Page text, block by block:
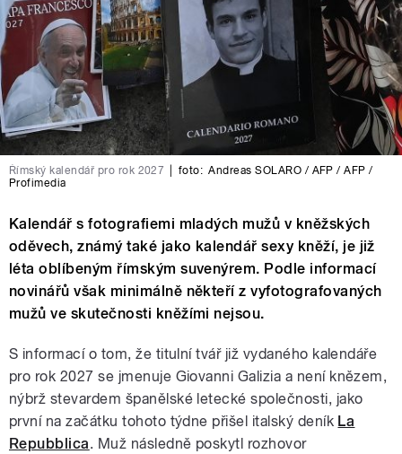
Římský kalendář pro rok 2027 foto: Andreas SOLARO / AFP / AFP /
Profimedia
Kalendář s fotografiemi mladých mužů v kněžských
oděvech, známý také jako kalendář sexy kněží, je již
léta oblíbeným římským suvenýrem. Podle informací
novinářů však minimálně někteří z vyfotografovaných
mužů ve skutečnosti kněžími nejsou.
S informací o tom, že titulní tvář již vydaného kalendáře
pro rok 2027 se jmenuje Giovanni Galizia a není knězem,
nýbrž stevardem španělské letecké společnosti, jako
první na začátku tohoto týdne přišel italský deník La
Repubblica. Muž následně poskytl rozhovor